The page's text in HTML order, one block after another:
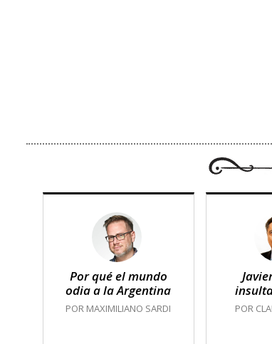
Por qué el mundo
odia a la Argentina
POR MAXIMILIANO SARDI POR